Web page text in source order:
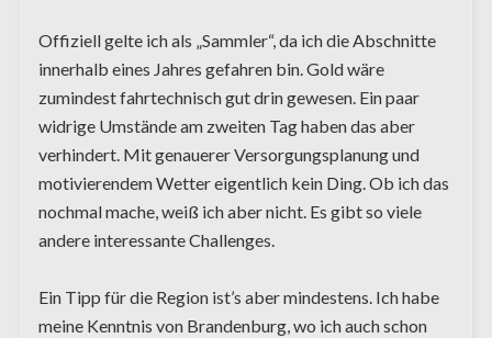
Offiziell gelte ich als „Sammler“, da ich die Abschnitte
innerhalb eines Jahres gefahren bin. Gold wäre
zumindest fahrtechnisch gut drin gewesen. Ein paar
widrige Umstände am zweiten Tag haben das aber
verhindert. Mit genauerer Versorgungsplanung und
motivierendem Wetter eigentlich kein Ding. Ob ich das
nochmal mache, weiß ich aber nicht. Es gibt so viele
andere interessante Challenges.
Ein Tipp für die Region ist’s aber mindestens. Ich habe
meine Kenntnis von Brandenburg, wo ich auch schon